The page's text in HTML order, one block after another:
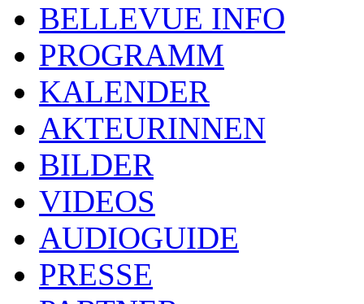
BELLEVUE INFO
PROGRAMM
KALENDER
AKTEURINNEN
BILDER
VIDEOS
AUDIOGUIDE
PRESSE